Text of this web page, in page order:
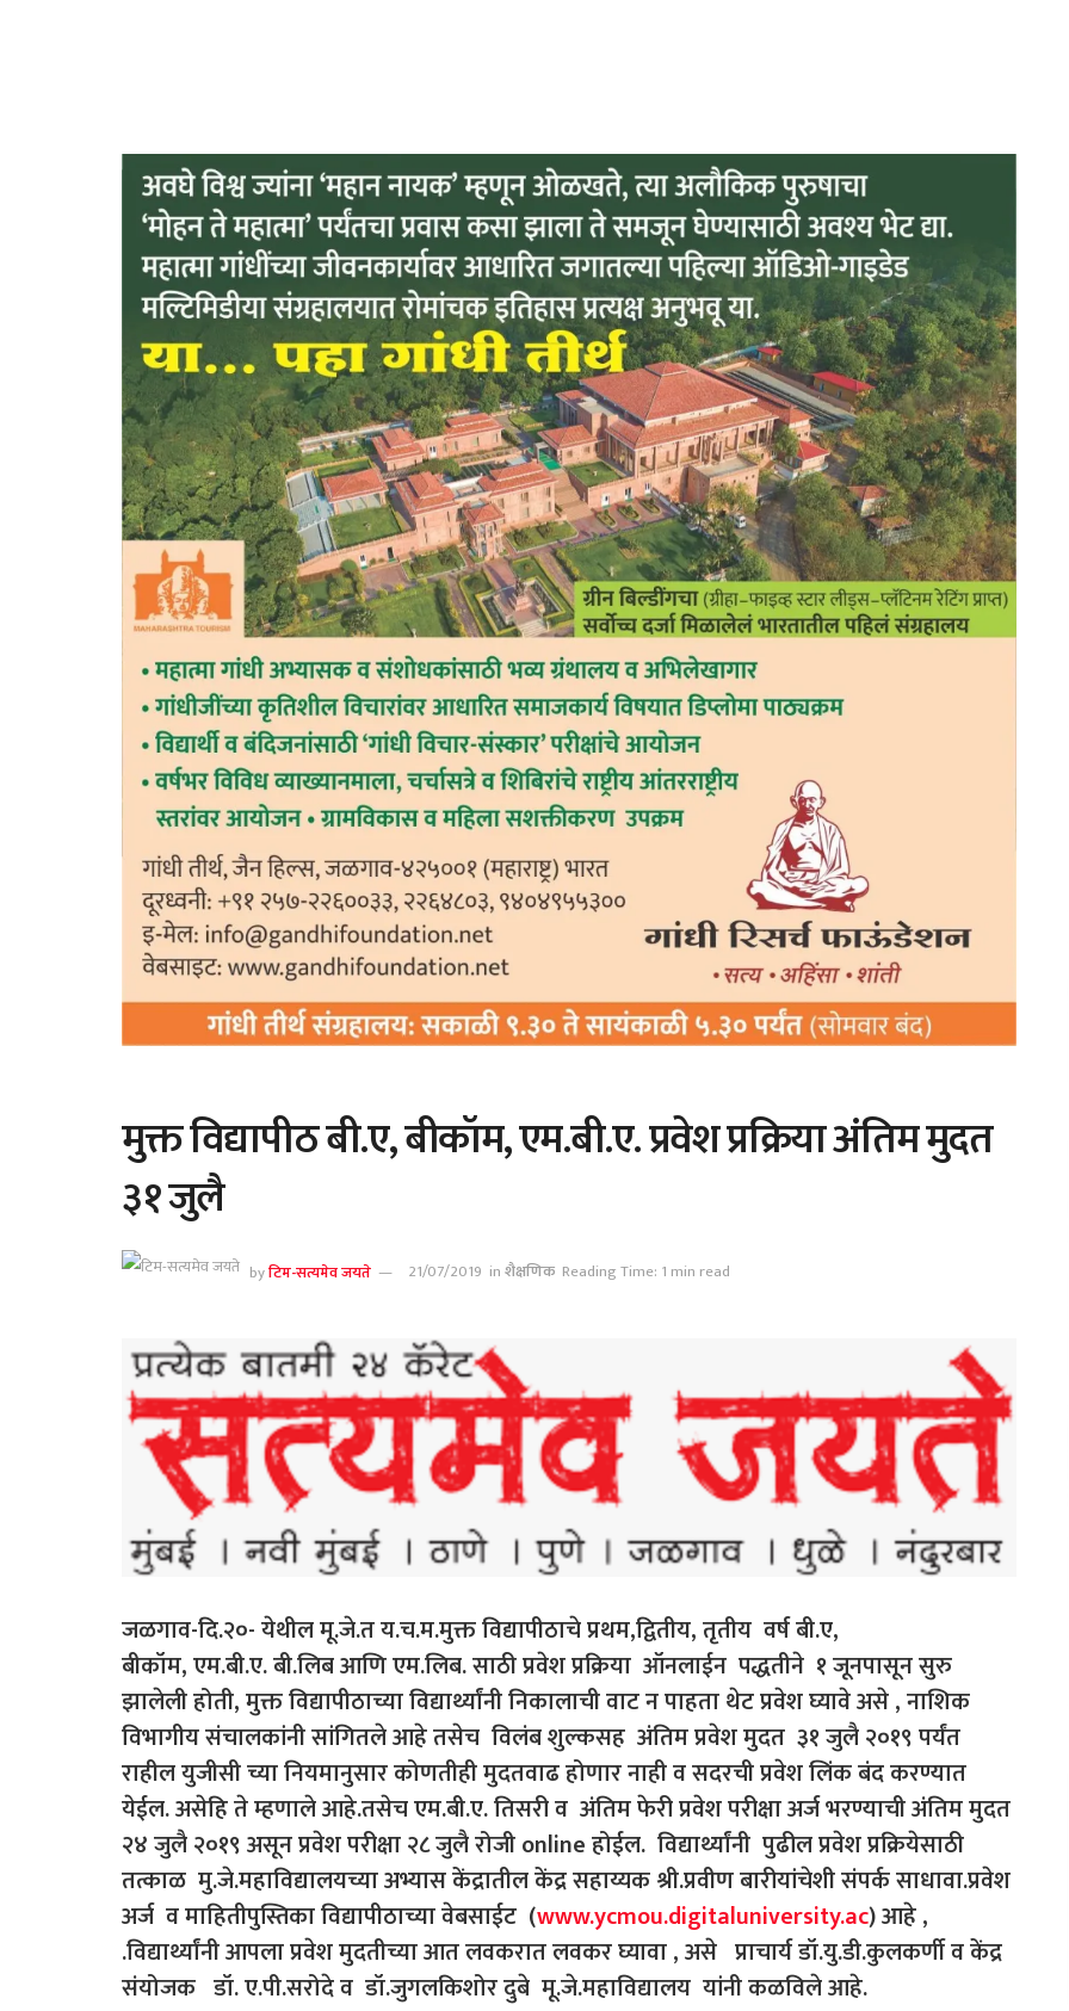
मुक्त विद्यापीठ बी.ए, बीकॉम, एम.बी.ए. प्रवेश प्रक्रिया अंतिम मुदत
३१ जुलै
byटिम-सत्यमेव जयते 21/07/2019 inशैक्षणिक Reading Time: 1 min read
जळगाव-दि.२०- येथील मू.जे.त य.च.म.मुक्त विद्यापीठाचे प्रथम,द्वितीय, तृतीय वर्ष बी.ए,
बीकॉम, एम.बी.ए. बी.लिब आणि एम.लिब. साठी प्रवेश प्रक्रिया ऑनलाईन पद्धतीने १ जूनपासून सुरु
झालेली होती, मुक्त विद्यापीठाच्या विद्यार्थ्यांनी निकालाची वाट न पाहता थेट प्रवेश घ्यावे असे , नाशिक
विभागीय संचालकांनी सांगितले आहे तसेच विलंब शुल्कसह अंतिम प्रवेश मुदत ३१ जुलै २०१९ पर्यंत
राहील युजीसी च्या नियमानुसार कोणतीही मुदतवाढ होणार नाही व सदरची प्रवेश लिंक बंद करण्यात
येईल. असेहि ते म्हणाले आहे.तसेच एम.बी.ए. तिसरी व अंतिम फेरी प्रवेश परीक्षा अर्ज भरण्याची अंतिम मुदत
२४ जुलै २०१९ असून प्रवेश परीक्षा २८ जुलै रोजी online होईल. विद्यार्थ्यांनी पुढील प्रवेश प्रक्रियेसाठी
तत्काळ मु.जे.महाविद्यालयच्या अभ्यास केंद्रातील केंद्र सहाय्यक श्री.प्रवीण बारीयांचेशी संपर्क साधावा.प्रवेश
अर्ज व माहितीपुस्तिका विद्यापीठाच्या वेबसाईट (www.ycmou.digitaluniversity.ac) आहे ,
.विद्यार्थ्यांनी आपला प्रवेश मुदतीच्या आत लवकरात लवकर घ्यावा , असे प्राचार्य डॉ.यु.डी.कुलकर्णी व केंद्र
संयोजक डॉ. ए.पी.सरोदे व डॉ.जुगलकिशोर दुबे मू.जे.महाविद्यालय यांनी कळविले आहे.